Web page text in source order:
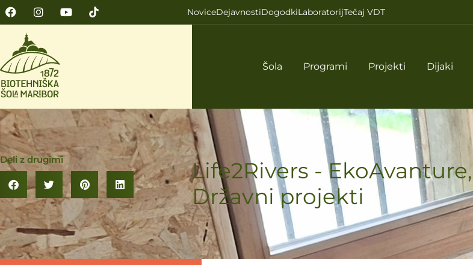
NoviceDejavnostiDogodkiLaboratorijTečaj VDT
Šola Programi Projekti Dijaki
Deli z drugimi Life2Rivers - EkoAvanture,
Državni projekti